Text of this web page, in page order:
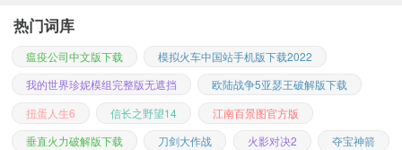
热门词库
瘟疫公司中文版下载
模拟火车中国站手机版下载2022
我的世界珍妮模组完整版无遮挡
欧陆战争5亚瑟王破解版下载
扭蛋人生6
信长之野望14
江南百景图官方版
垂直火力破解版下载
刀剑大作战 火影对决2
夺宝神箭